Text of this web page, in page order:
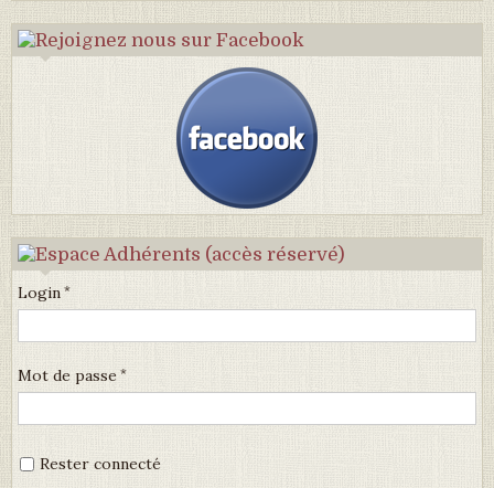
Login
Mot de passe
Rester connecté